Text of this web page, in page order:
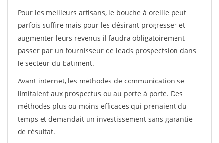
Pour les meilleurs artisans, le bouche à oreille peut
parfois suffire mais pour les désirant progresser et
augmenter leurs revenus il faudra obligatoirement
passer par un fournisseur de leads prospectsion dans
le secteur du bâtiment.
Avant internet, les méthodes de communication se
limitaient aux prospectus ou au porte à porte. Des
méthodes plus ou moins efficaces qui prenaient du
temps et demandait un investissement sans garantie
de résultat.